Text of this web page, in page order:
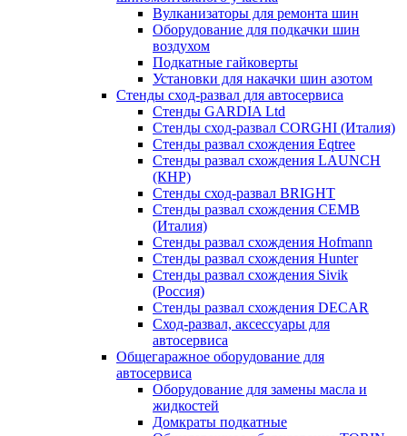
Вулканизаторы для ремонта шин
Оборудование для подкачки шин
воздухом
Подкатные гайковерты
Установки для накачки шин азотом
Стенды сход-развал для автосервиса
Стенды GARDIA Ltd
Стенды сход-развал CORGHI (Италия)
Стенды развал схождения Eqtree
Стенды развал схождения LAUNCH
(КНР)
Стенды сход-развал BRIGHT
Стенды развал схождения CEMB
(Италия)
Стенды развал схождения Hofmann
Стенды развал схождения Hunter
Стенды развал схождения Sivik
(Россия)
Стенды развал схождения DECAR
Сход-развал, аксессуары для
автосервиса
Общегаражное оборудование для
автосервиса
Оборудование для замены масла и
жидкостей
Домкраты подкатные